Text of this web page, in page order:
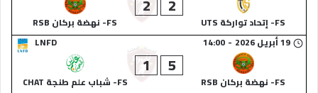
FS- إتحاد تواركة UTS
FS- نهضة بركان RSB
LNFD
19 أبريل 2026 -
14:00
FS- نهضة بركان RSB
5
1
FS- شباب علم طنجة CHAT